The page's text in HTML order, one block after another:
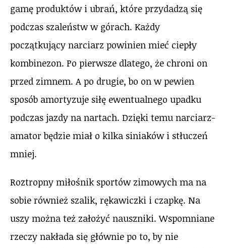
gamę produktów i ubrań, które przydadzą się
podczas szaleństw w górach. Każdy
początkujący narciarz powinien mieć ciepły
kombinezon. Po pierwsze dlatego, że chroni on
przed zimnem. A po drugie, bo on w pewien
sposób amortyzuje siłę ewentualnego upadku
podczas jazdy na nartach. Dzięki temu narciarz-
amator będzie miał o kilka siniaków i stłuczeń
mniej.
Roztropny miłośnik sportów zimowych ma na
sobie również szalik, rękawiczki i czapkę. Na
uszy można też założyć nauszniki. Wspomniane
rzeczy nakłada się głównie po to, by nie